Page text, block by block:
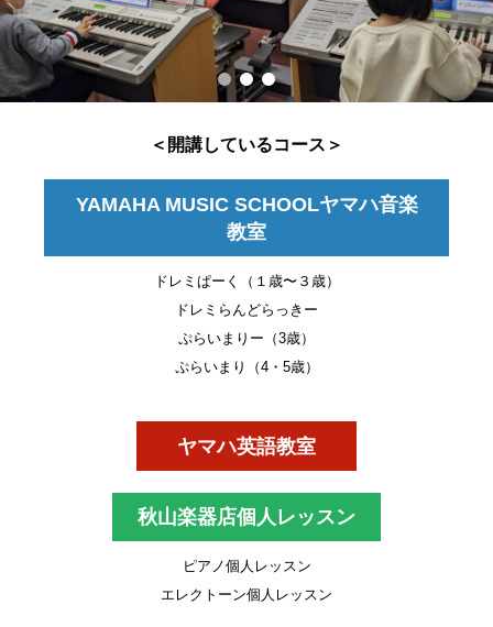
＜開講しているコース＞
YAMAHA MUSIC SCHOOLヤマハ音楽
教室
ドレミぱーく（１歳〜３歳）
ドレミらんどらっきー
ぷらいまりー（3歳）
ぷらいまり（4・5歳）
ヤマハ英語教室
秋山楽器店個人レッスン
ピアノ個人レッスン
エレクトーン個人レッスン